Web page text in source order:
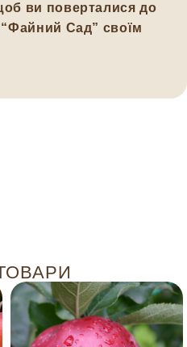
ви поверталися до
Сад” своїм